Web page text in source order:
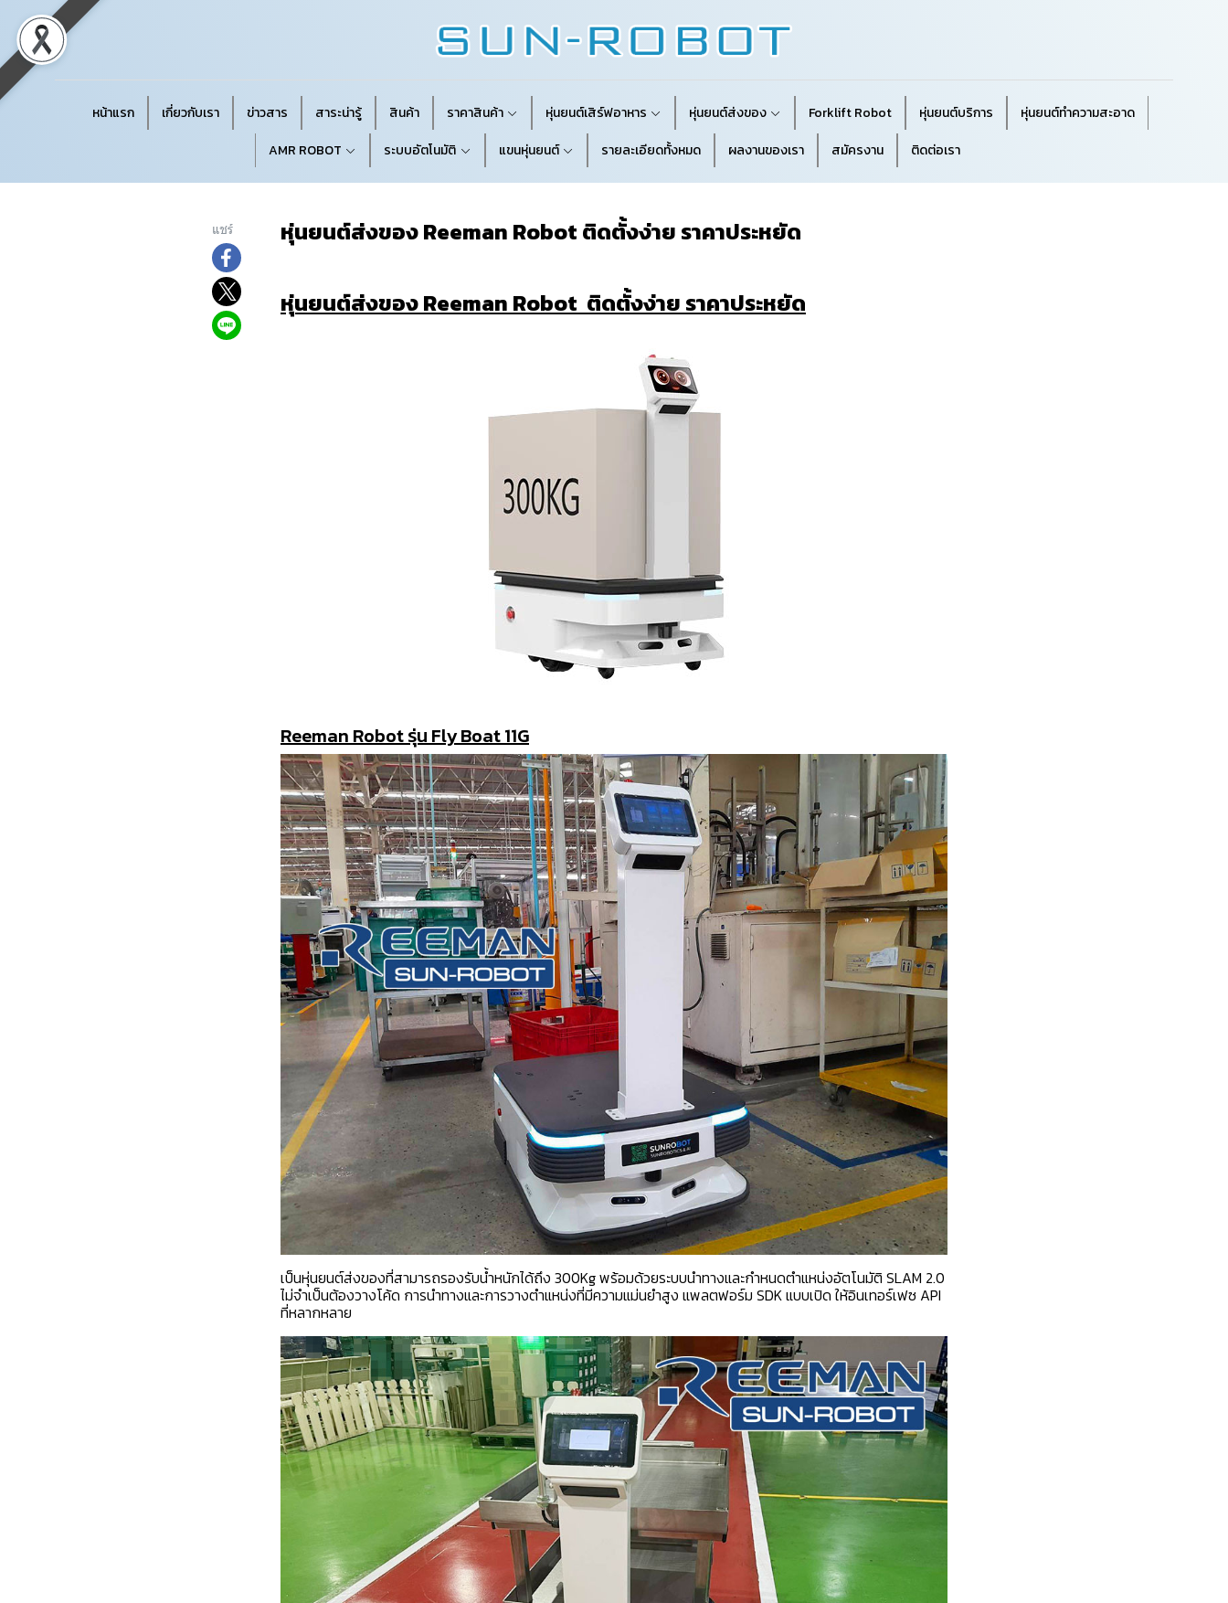
หน้าแรก เกี่ยวกับเรา ข่าวสาร สาระน่ารู้ สินค้า ราคาสินค้า หุ่นยนต์เสิร์ฟอาหาร หุ่นยนต์ส่งของ Forklift Robot หุ่นยนต์บริการ
หุ่นยนต์ทำความสะอาด
AMR ROBOT
ระบบอัตโนมัติ แขนหุ่นยนต์ รายละเอียดทั้งหมด ผลงานของเรา สมัครงาน ติดต่อเรา
แชร์ หุ่นยนต์ส่งของ Reeman Robot ติดตั้งง่าย ราคาประหยัด
หุ่นยนต์ส่งของ Reeman Robot ติดตั้งง่าย ราคาประหยัด
Reeman Robot รุ่น Fly Boat 11G
เป็นหุ่นยนต์ส่งของที่สามารถรองรับน้ำหนักได้ถึง 300Kg พร้อมด้วยระบบนำทางและกำหนดตำแหน่งอัตโนมัติ SLAM 2.0
ไม่จำเป็นต้องวางโค้ด การนำทางและการวางตำแหน่งที่มีความแม่นยำสูง แพลตฟอร์ม SDK แบบเปิด ให้อินเทอร์เฟซ API
ที่หลากหลาย